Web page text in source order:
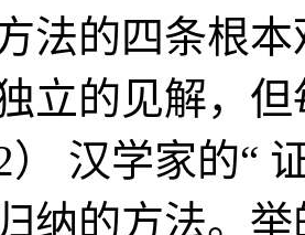
法的四条根
立的见解，
汉学家的“
纳的方法。